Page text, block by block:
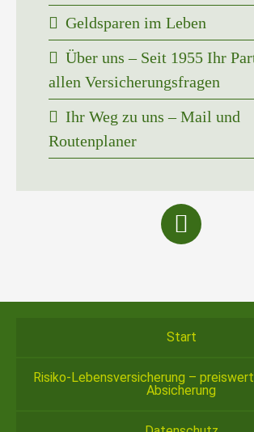
Geldsparen im Leben
Über uns – Seit 1955 Ihr
allen Versicherungsfragen
Ihr Weg zu uns – Mail und
Routenplaner
Start
Risiko-Lebensversicherung –
Absicherung